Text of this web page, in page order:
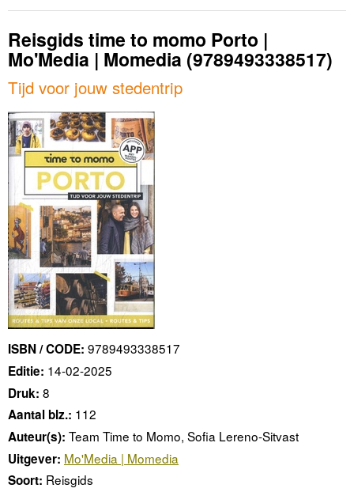
Reisgids time to momo Porto |
Mo'Media | Momedia (9789493338517)
Tijd voor jouw stedentrip
ISBN / CODE: 9789493338517
Editie: 14-02-2025
Druk: 8
Aantal blz.: 112
Auteur(s): Team Time to Momo, Sofia Lereno-Sitvast
Uitgever: Mo'Media | Momedia
Soort: Reisgids